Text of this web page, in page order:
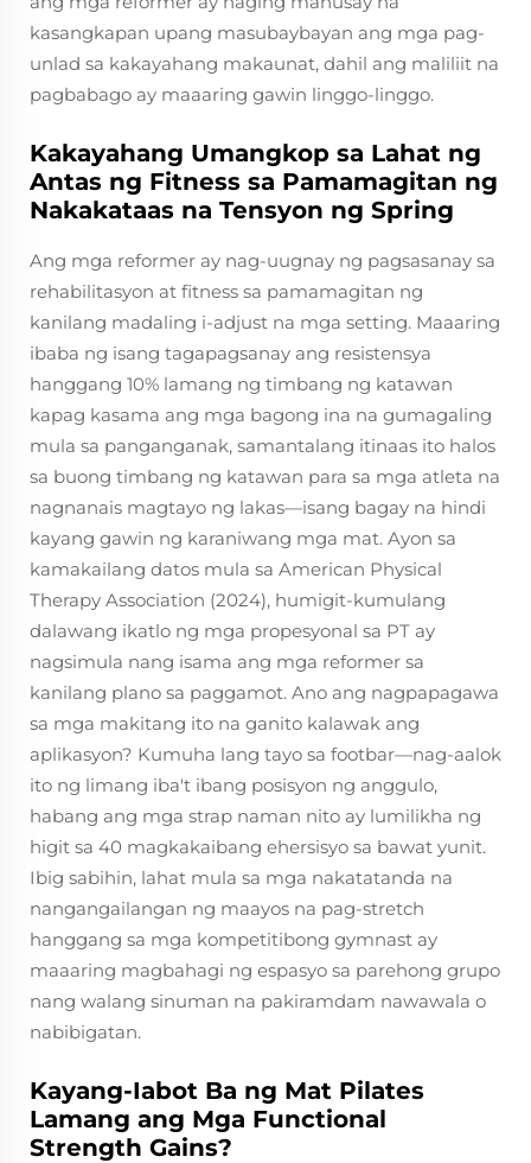
kasangkapan upang masubaybayan ang mga pag-
unlad sa kakayahang makaunat, dahil ang maliliit na
pagbabago ay maaaring gawin linggo-linggo.
Kakayahang Umangkop sa Lahat ng
Antas ng Fitness sa Pamamagitan ng
Nakakataas na Tensyon ng Spring
Ang mga reformer ay nag-uugnay ng pagsasanay sa
rehabilitasyon at fitness sa pamamagitan ng
kanilang madaling i-adjust na mga setting. Maaaring
ibaba ng isang tagapagsanay ang resistensya
hanggang 10% lamang ng timbang ng katawan
kapag kasama ang mga bagong ina na gumagaling
mula sa panganganak, samantalang itinaas ito halos
sa buong timbang ng katawan para sa mga atleta na
nagnanais magtayo ng lakas—isang bagay na hindi
kayang gawin ng karaniwang mga mat. Ayon sa
kamakailang datos mula sa American Physical
Therapy Association (2024), humigit-kumulang
dalawang ikatlo ng mga propesyonal sa PT ay
nagsimula nang isama ang mga reformer sa
kanilang plano sa paggamot. Ano ang nagpapagawa
sa mga makitang ito na ganito kalawak ang
aplikasyon? Kumuha lang tayo sa footbar—nag-aalok
ito ng limang iba't ibang posisyon ng anggulo,
habang ang mga strap naman nito ay lumilikha ng
higit sa 40 magkakaibang ehersisyo sa bawat yunit.
Ibig sabihin, lahat mula sa mga nakatatanda na
nangangailangan ng maayos na pag-stretch
hanggang sa mga kompetitibong gymnast ay
maaaring magbahagi ng espasyo sa parehong grupo
nang walang sinuman na pakiramdam nawawala o
nabibigatan.
Kayang-Iabot Ba ng Mat Pilates
Lamang ang Mga Functional
Strength Gains?